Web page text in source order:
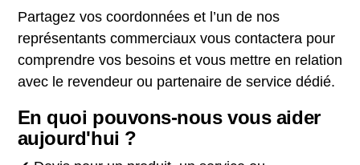
Partagez vos coordonnées et l’un de nos
représentants commerciaux vous contactera pour
comprendre vos besoins et vous mettre en relation
avec le revendeur ou partenaire de service dédié.
En quoi pouvons-nous vous aider
aujourd'hui ?